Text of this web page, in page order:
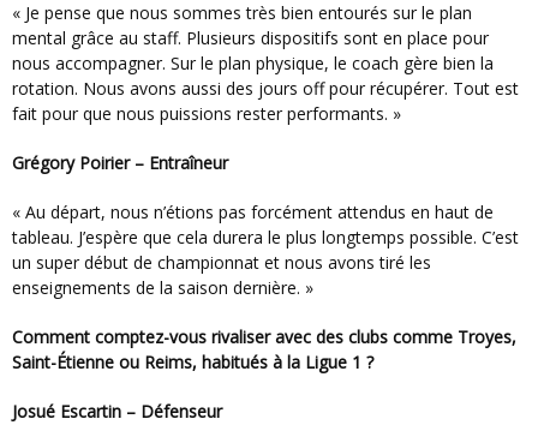
« Je pense que nous sommes très bien entourés sur le plan
mental grâce au staff. Plusieurs dispositifs sont en place pour
nous accompagner. Sur le plan physique, le coach gère bien la
rotation. Nous avons aussi des jours off pour récupérer. Tout est
fait pour que nous puissions rester performants. »
Grégory Poirier – Entraîneur
« Au départ, nous n’étions pas forcément attendus en haut de
tableau. J’espère que cela durera le plus longtemps possible. C’est
un super début de championnat et nous avons tiré les
enseignements de la saison dernière. »
Comment comptez-vous rivaliser avec des clubs comme Troyes,
Saint-Étienne ou Reims, habitués à la Ligue 1 ?
Josué Escartin – Défenseur